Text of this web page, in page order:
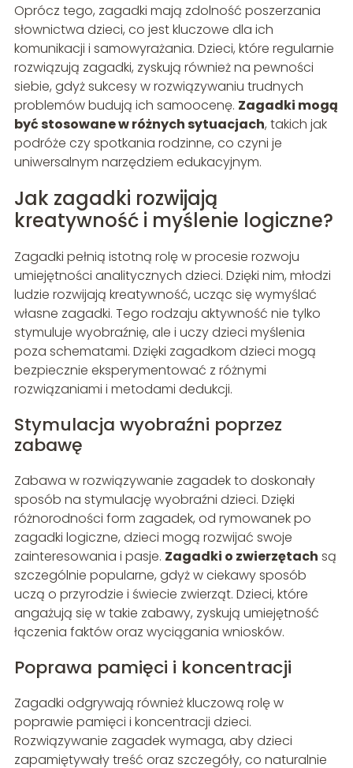
Oprócz tego, zagadki mają zdolność poszerzania
słownictwa dzieci, co jest kluczowe dla ich
komunikacji i samowyrażania. Dzieci, które regularnie
rozwiązują zagadki, zyskują również na pewności
siebie, gdyż sukcesy w rozwiązywaniu trudnych
problemów budują ich samoocenę. Zagadki mogą
być stosowane w różnych sytuacjach, takich jak
podróże czy spotkania rodzinne, co czyni je
uniwersalnym narzędziem edukacyjnym.
Jak zagadki rozwijają
kreatywność i myślenie logiczne?
Zagadki pełnią istotną rolę w procesie rozwoju
umiejętności analitycznych dzieci. Dzięki nim, młodzi
ludzie rozwijają kreatywność, ucząc się wymyślać
własne zagadki. Tego rodzaju aktywność nie tylko
stymuluje wyobraźnię, ale i uczy dzieci myślenia
poza schematami. Dzięki zagadkom dzieci mogą
bezpiecznie eksperymentować z różnymi
rozwiązaniami i metodami dedukcji.
Stymulacja wyobraźni poprzez
zabawę
Zabawa w rozwiązywanie zagadek to doskonały
sposób na stymulację wyobraźni dzieci. Dzięki
różnorodności form zagadek, od rymowanek po
zagadki logiczne, dzieci mogą rozwijać swoje
zainteresowania i pasje. Zagadki o zwierzętach są
szczególnie popularne, gdyż w ciekawy sposób
uczą o przyrodzie i świecie zwierząt. Dzieci, które
angażują się w takie zabawy, zyskują umiejętność
łączenia faktów oraz wyciągania wniosków.
Poprawa pamięci i koncentracji
Zagadki odgrywają również kluczową rolę w
poprawie pamięci i koncentracji dzieci.
Rozwiązywanie zagadek wymaga, aby dzieci
zapamiętywały treść oraz szczegóły, co naturalnie